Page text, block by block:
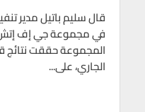
قال سليم باتيل مدير
في مجموعة جي إف إتش
المجموعة حققت نتائج
الجاري، على...